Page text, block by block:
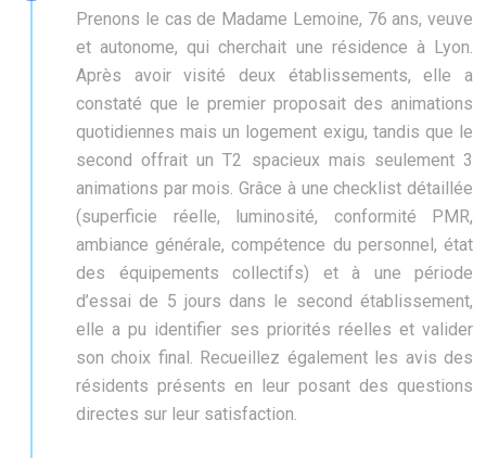
Prenons le cas de Madame Lemoine, 76 ans, veuve
et autonome, qui cherchait une résidence à Lyon.
Après avoir visité deux établissements, elle a
constaté que le premier proposait des animations
quotidiennes mais un logement exigu, tandis que le
second offrait un T2 spacieux mais seulement 3
animations par mois. Grâce à une checklist détaillée
(superficie réelle, luminosité, conformité PMR,
ambiance générale, compétence du personnel, état
des équipements collectifs) et à une période
d’essai de 5 jours dans le second établissement,
elle a pu identifier ses priorités réelles et valider
son choix final. Recueillez également les avis des
résidents présents en leur posant des questions
directes sur leur satisfaction.